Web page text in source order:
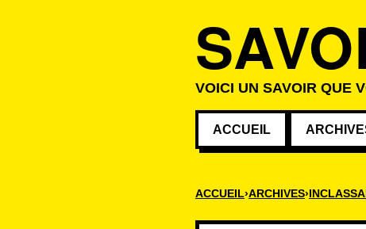
VOICI UN SAVOIR QUE
ACCUEIL
ACCUEIL ARCHIVES